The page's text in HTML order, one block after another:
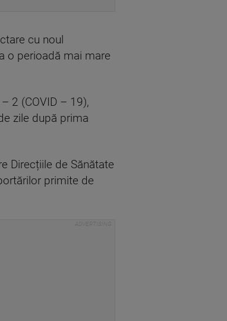
cu noul
o perioadă mai mare
2 (COVID – 19),
zile după prima
Direcțiile de Sănătate
primite de